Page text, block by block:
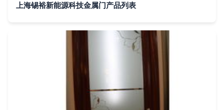
上海锡裕新能源科技金属门产品列表